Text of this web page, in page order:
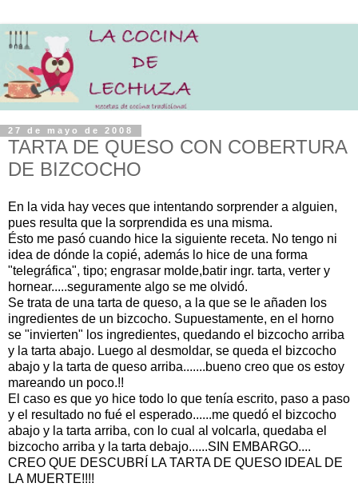
27 de mayo de 2008
TARTA DE QUESO CON COBERTURA
DE BIZCOCHO
En la vida hay veces que intentando sorprender a alguien,
pues resulta que la sorprendida es una misma.
Ésto me pasó cuando hice la siguiente receta. No tengo ni
idea de dónde la copié, además lo hice de una forma
"telegráfica", tipo; engrasar molde,batir ingr. tarta, verter y
hornear.....seguramente algo se me olvidó.
Se trata de una tarta de queso, a la que se le añaden los
ingredientes de un bizcocho. Supuestamente, en el horno
se "invierten" los ingredientes, quedando el bizcocho arriba
y la tarta abajo. Luego al desmoldar, se queda el bizcocho
abajo y la tarta de queso arriba.......bueno creo que os estoy
mareando un poco.!!
El caso es que yo hice todo lo que tenía escrito, paso a paso
y el resultado no fué el esperado......me quedó el bizcocho
abajo y la tarta arriba, con lo cual al volcarla, quedaba el
bizcocho arriba y la tarta debajo......SIN EMBARGO....
CREO QUE DESCUBRÍ LA TARTA DE QUESO IDEAL DE
LA MUERTE!!!!